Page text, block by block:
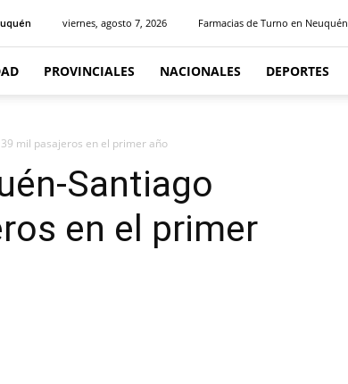
viernes, agosto 7, 2026 Farmacias de Turno en Neuquén
PROVINCIALES NACIONALES DEPORTES
mil pasajeros en el primer año
Santiago
en el primer